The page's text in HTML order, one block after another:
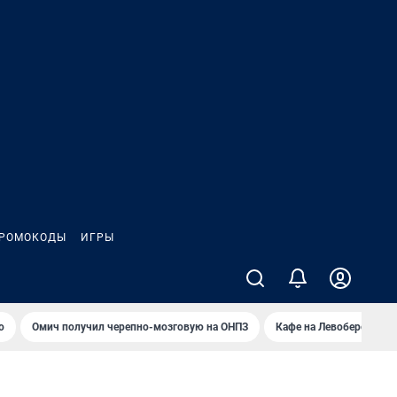
ИГРЫ
Омич получил черепно-мозговую на ОНПЗ Кафе на Левобережье